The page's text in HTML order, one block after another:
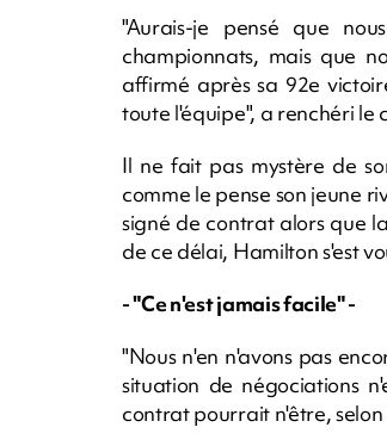
"Aurais-je pensé que
championnats, mais que
affirmé après sa 92e
toute l'équipe", a renchéri le
Il ne fait pas mystère de
comme le pense son jeune
signé de contrat alors que
de ce délai, Hamilton s'est
- "Ce n'est jamais facile" -
"Nous n'en n'avons pas
situation de négociations
contrat pourrait n'être,